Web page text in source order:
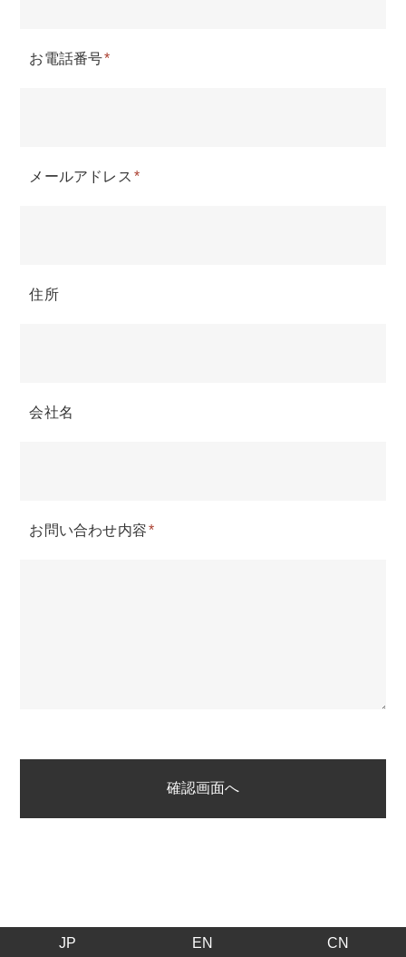
お電話番号*
メールアドレス *
住所
会社名
お問い合わせ内容*
JP
EN
CN